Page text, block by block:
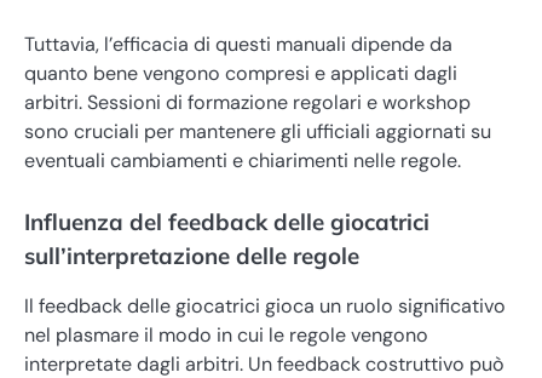
Tuttavia, l’efficacia di questi manuali dipende da
quanto bene vengono compresi e applicati dagli
arbitri. Sessioni di formazione regolari e workshop
sono cruciali per mantenere gli ufficiali aggiornati su
eventuali cambiamenti e chiarimenti nelle regole.
Influenza del feedback delle giocatrici
sull’interpretazione delle regole
Il feedback delle giocatrici gioca un ruolo significativo
nel plasmare il modo in cui le regole vengono
interpretate dagli arbitri. Un feedback costruttivo può